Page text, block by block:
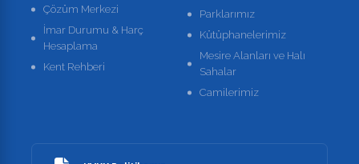
Çözüm Merkezi
İmar Durumu & Harç
Hesaplama
Kent Rehberi
Parklarımız
Kütüphanelerimiz
Mesire Alanları ve Halı
Sahalar
Camilerimiz